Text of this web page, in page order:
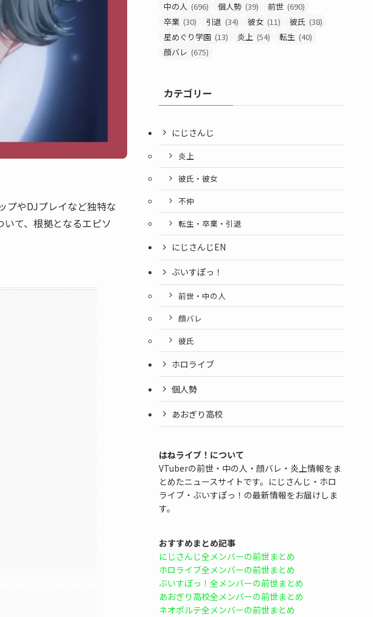
プやDJプレイなど独特な
て、根拠となるエピソ
中の人 (696) 個人勢 (39) 前世 (690)
卒業 (30) 引退 (34) 彼女 (11) 彼氏 (38)
星めぐり学園 (13) 炎上 (54) 転生 (40)
顔バレ (675)
カテゴリー
にじさんじ
炎上
彼氏・彼女
不仲
転生・卒業・引退
にじさんじEN
ぶいすぽっ！
前世・中の人
顔バレ
彼氏
ホロライブ
個人勢
あおぎり高校
はねライブ！について
VTuberの前世・中の人・顔バレ・炎上情報をま
とめたニュースサイトです。にじさんじ・ホロ
ライブ・ぶいすぽっ！の最新情報をお届けしま
す。
おすすめまとめ記事
にじさんじ全メンバーの前世まとめ
ホロライブ全メンバーの前世まとめ
ぶいすぽっ！全メンバーの前世まとめ
あおぎり高校全メンバーの前世まとめ
ネオポルテ全メンバーの前世まとめ